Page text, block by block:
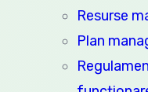
Resurse
Plan